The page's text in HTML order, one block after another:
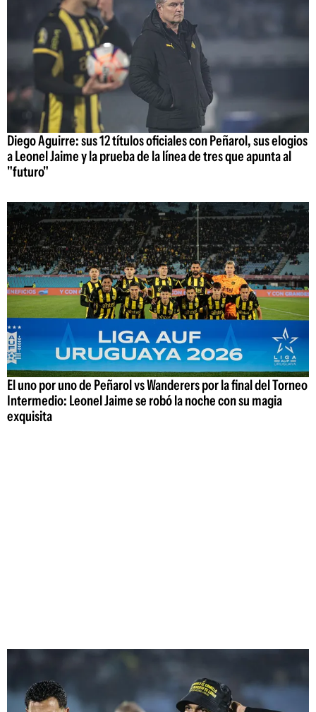
Diego Aguirre: sus 12 títulos oficiales con Peñarol, sus elogios
a Leonel Jaime y la prueba de la línea de tres que apunta al
"futuro"
El uno por uno de Peñarol vs Wanderers por la final del Torneo
Intermedio: Leonel Jaime se robó la noche con su magia
exquisita